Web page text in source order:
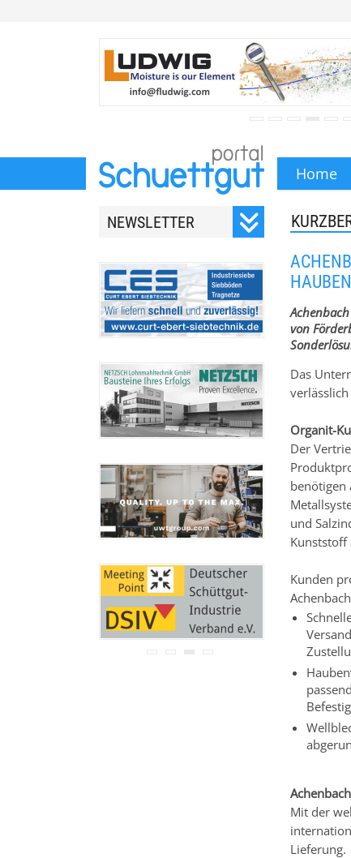
Home
NEWSLETTER
unseren monatlichen
Newsletter.
Ihre Adresse wird nicht an
Dritte weitergegeben.
Zu unserenDatenschutz-
Bestimmungen.
von
Das
Organit-
Der
benötigen
und
Kunststoff
Kunden
Mit der
Lieferung.